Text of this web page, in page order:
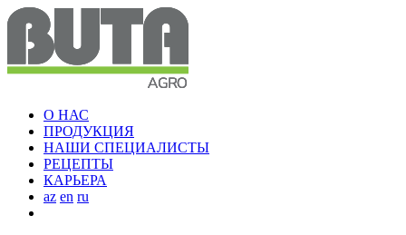
О НАС
ПРОДУКЦИЯ
НАШИ СПЕЦИАЛИСТЫ
РЕЦЕПТЫ
КАРЬЕРА
az en ru